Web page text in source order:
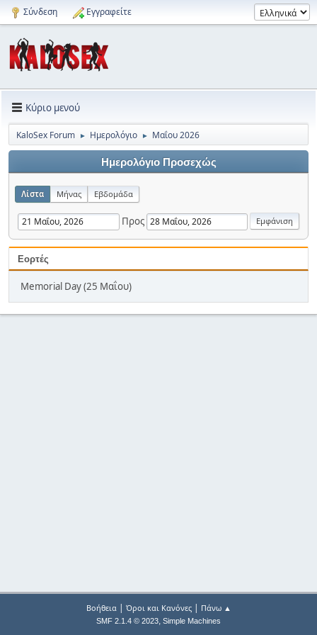
Σύνδεση Εγγραφείτε
Κύριο μενού
KaloSex Forum ► Ημερολόγιο ► Μαΐου 2026
Ημερολόγιο Προσεχώς
Λίστα Μήνας Εβδομάδα
Προς
Εορτές
Memorial Day (25 Μαΐου)
Βοήθεια| Όροι και Κανόνες| Πάνω ▲
SMF 2.1.4 © 2023, Simple Machines